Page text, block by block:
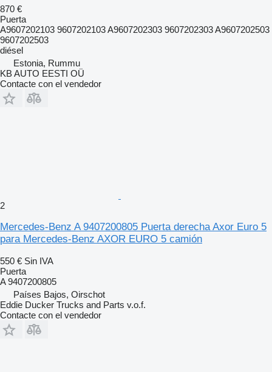
870 €
Puerta
A9607202103 9607202103 A9607202303 9607202303 A9607202503
9607202503
diésel
Estonia, Rummu
KB AUTO EESTI OÜ
Contacte con el vendedor
2
Mercedes-Benz A 9407200805 Puerta derecha Axor Euro 5
para Mercedes-Benz AXOR EURO 5 camión
550 € Sin IVA
Puerta
A 9407200805
Países Bajos, Oirschot
Eddie Ducker Trucks and Parts v.o.f.
Contacte con el vendedor